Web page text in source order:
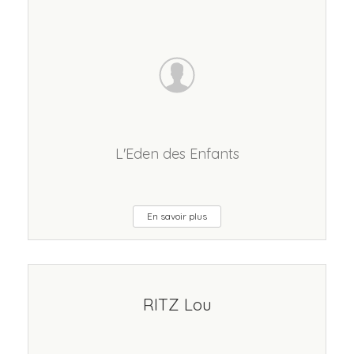
L'Eden des Enfants
En savoir plus
RITZ Lou